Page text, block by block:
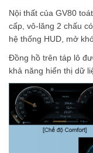
Nội thất của GV80
cấp, vô-lăng 2 chấu
hệ thống HUD, mở
Đồng hồ trên táp lô
khả năng hiển thị dữ